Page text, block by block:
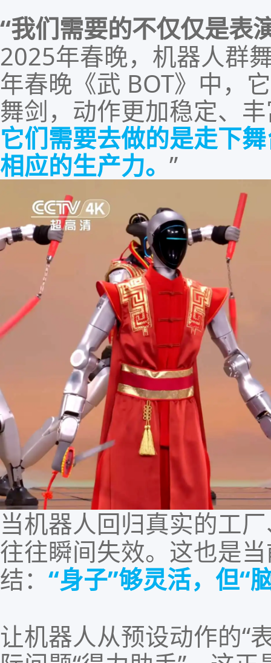
“我们需要的不仅仅是表
2025年春晚，机器人群
年春晚《武 BOT》 中，
舞剑，动作更加稳定、
它们需要去做的是走下
相应的生产力。 ”
当机器人回归真实的工
往往瞬间失效。 这也是
结： “身子”够灵活，但“
让机器人从预设动作的“